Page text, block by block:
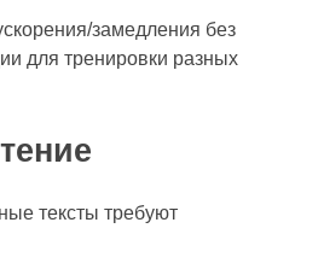
замедления без
для тренировки разных
тексты требуют